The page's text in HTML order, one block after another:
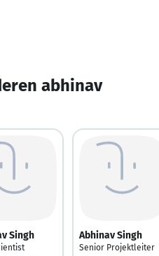
abhinav
Singh Abhinav Singh
Senior Projektleiter